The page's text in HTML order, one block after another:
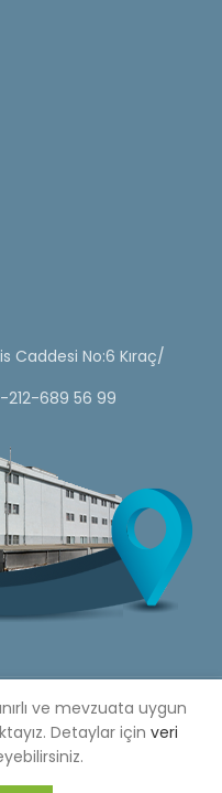
Caddesi No:6 Kıraç/
212-689 56 99
| Çetinkaya Pano Fiyat
Takip Edebilirsiniz »
by 3F Yazılım
ve mevzuata uygun
Detaylar için veri